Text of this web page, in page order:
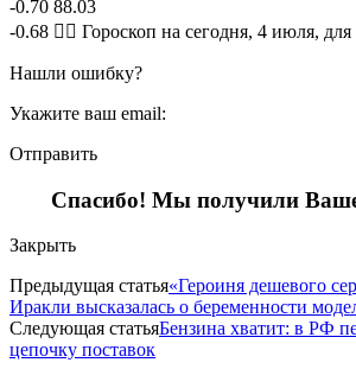
-0.70 88.03
-0.68 🧙‍♀ Гороскоп на сегодня, 4 июля, для
Нашли ошибку?
Укажите ваш email:
Отправить
Спасибо! Мы получили
Закрыть
Предыдущая статья«Героиня дешевого
Иракли высказалась о беременности
Следующая статьяБензина хватит: в РФ
цепочку поставок